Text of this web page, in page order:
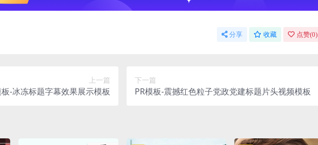
分享 收藏 点赞(0)
上一篇
板-冰冻标题字幕效果展示模板
下一篇
PR模板-震撼红色粒子党政党建标题片头视频模板